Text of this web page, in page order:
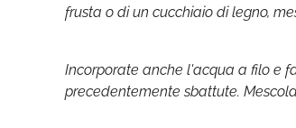
frusta o di un cucchiaio di legno,
Incorporate anche l'acqua a filo e
precedentemente sbattute.